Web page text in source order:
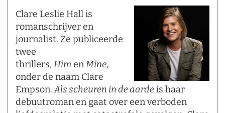
Clare Leslie Hall is
romanschrijver en
journalist. Ze publiceerde
twee
thrillers, HimenMine,
onder de naam Clare
Empson.Als scheuren in de aardeis haar
debuutroman en gaat over een verboden